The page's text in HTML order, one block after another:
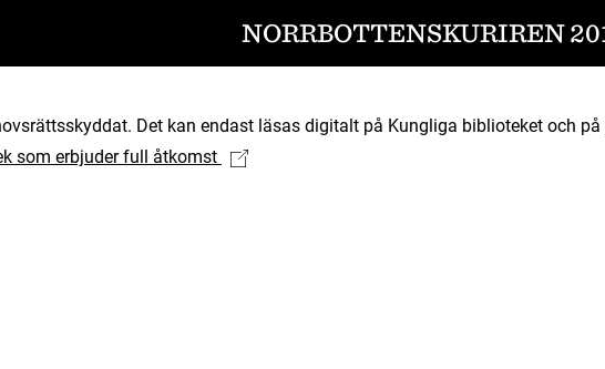
NORRBOTTENSKURIREN
Det kan endast läsas digitalt på Kungliga biblioteket och
som erbjuder full åtkomst